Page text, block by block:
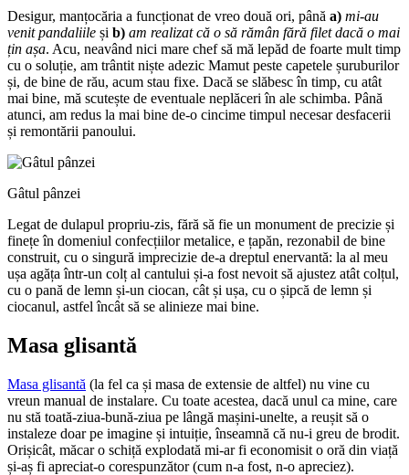
Desigur, manțocăria a funcționat de vreo două ori, până a) mi-au
venit pandaliile și b) am realizat că o să rămân fără filet dacă o mai
țin așa. Acu, neavând nici mare chef să mă lepăd de foarte mult timp
cu o soluție, am trântit niște adezic Mamut peste capetele șuruburilor
și, de bine de rău, acum stau fixe. Dacă se slăbesc în timp, cu atât
mai bine, mă scutește de eventuale neplăceri în ale schimba. Până
atunci, am redus la mai bine de-o cincime timpul necesar desfacerii
și remontării panoului.
Gâtul pânzei
Legat de dulapul propriu-zis, fără să fie un monument de precizie și
finețe în domeniul confecțiilor metalice, e țapăn, rezonabil de bine
construit, cu o singură imprecizie de-a dreptul enervantă: la al meu
ușa agăța într-un colț al cantului și-a fost nevoit să ajustez atât colțul,
cu o pană de lemn și-un ciocan, cât și ușa, cu o șipcă de lemn și
ciocanul, astfel încât să se alinieze mai bine.
Masa glisantă
Masa glisantă (la fel ca și masa de extensie de altfel) nu vine cu
vreun manual de instalare. Cu toate acestea, dacă unul ca mine, care
nu stă toată-ziua-bună-ziua pe lângă mașini-unelte, a reușit să o
instaleze doar pe imagine și intuiție, înseamnă că nu-i greu de brodit.
Orișicât, măcar o schiță explodată mi-ar fi economisit o oră din viață
și-aș fi apreciat-o corespunzător (cum n-a fost, n-o apreciez).